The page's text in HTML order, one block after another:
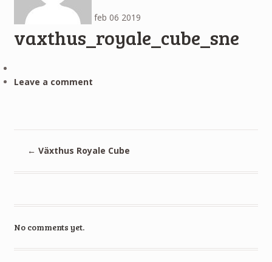
feb 06 2019
vaxthus_royale_cube_sne
Leave a comment
← Växthus Royale Cube
No comments yet.